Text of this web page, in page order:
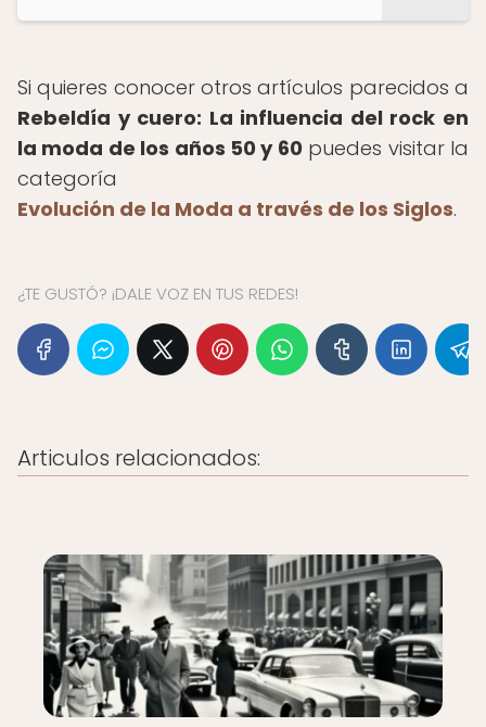
Si quieres conocer otros artículos parecidos a
Rebeldía y cuero: La influencia del rock en
la moda de los años 50 y 60 puedes visitar la
categoría
Evolución de la Moda a través de los Siglos.
¿TE GUSTÓ? ¡DALE VOZ EN TUS REDES!
Articulos relacionados: